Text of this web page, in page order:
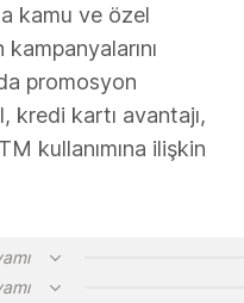
kamu ve özel
promosyon
kredi kartı avantajı,
kullanımına ilişkin